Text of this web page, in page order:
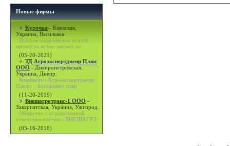
Новые фирмы
Курочка - Киевская,
Украина, Васильков.
Продаж підрощених курчат
мясної та яєчно-мясної по
(05-20-2021)
ТД Агроэкспертднепр Плюс
ООО - Днепропетровская,
Украина, Днепр.
Компания «Агроэкспертднепр
Плюс» - поставляет совр
(11-20-2019)
Внешагротранс-1 ООО -
Закарпатская, Украина, Ужгород.
Общество с ограниченной
ответственностью «ВНЕШАГРО
(05-16-2018)